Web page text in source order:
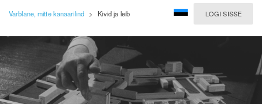
LOGI SISSE
Varblane, mitte kanaarilind > Kivid ja leib